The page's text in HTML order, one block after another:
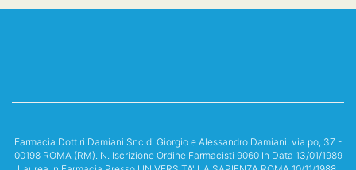
Farmacia Dott.ri Damiani Snc di Giorgio e Alessandro Damiani, via po, 37 -
00198 ROMA (RM). N. Iscrizione Ordine Farmacisti 9060 In Data 13/01/1989